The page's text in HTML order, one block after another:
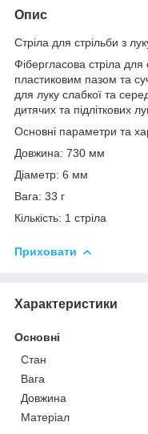
Опис
Стріла для стрільби з
Фібергласова стріла
пластиковим пазом та
для луку слабкої та
дитячих та підліткових
Основні параметри та
Довжина: 730 мм
Діаметр: 6 мм
Вага: 33 г
Кількість: 1 стріла
Приховати
Характеристики
Основні
Стан
Вага
Довжина
Матеріал